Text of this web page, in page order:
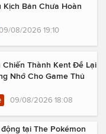
Kịch Bản Chưa Hoàn
08/2026 19:10
Chiến Thành Kent Để Lại
Nhớ Cho Game Thủ
09/08/2026 18:08
tại The Pokémon